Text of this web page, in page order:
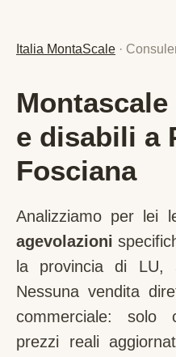
Italia MontaScale ·
e disabili a
Fosciana
Analizziamo per lei
agevolazioni
la provincia di LU,
Nessuna vendita
commerciale: solo
prezzi reali